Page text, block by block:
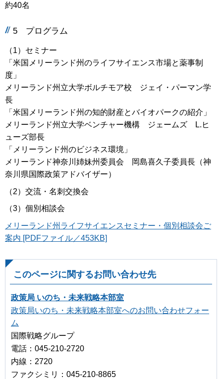
約40名
5 プログラム
（1）セミナー
「米国メリーランド州のライフサイエンス市場と薬事制
度」
メリーランド州立大学ボルチモア校 ジェイ・パーマン学
長
「米国メリーランド州の知的財産とバイオパークの紹介」
メリーランド州立大学ベンチャー機構 ジェームズ L.ヒ
ューズ部長
「メリーランド州のビジネス環境」
メリーランド神奈川姉妹州委員会 岡島喜久子委員長（神
奈川県国際政策アドバイザー）
（2）交流・名刺交換会
（3）個別相談会
メリーランド州ライフサイエンスセミナー・個別相談会ご
案内 [PDFファイル／453KB]
このページに関するお問い合わせ先
政策局 いのち・未来戦略本部室
政策局いのち・未来戦略本部室へのお問い合わせフォー
ム
国際戦略グループ
電話：045-210-2720
内線：2720
ファクシミリ：045‐210‐8865